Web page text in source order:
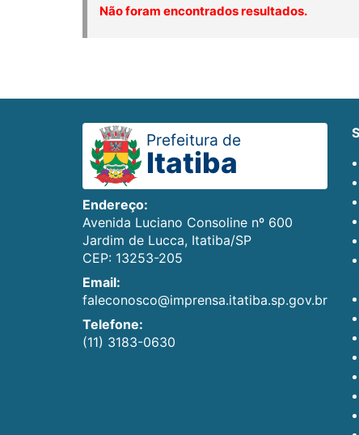
Não foram encontrados resultados.
Prefeitura de
Itatiba
Endereço:
Avenida Luciano Consoline nº 600
Jardim de Lucca, Itatiba/SP
CEP: 13253-205
Email:
faleconosco@imprensa.itatiba.sp.gov.br
Telefone:
(11) 3183-0630